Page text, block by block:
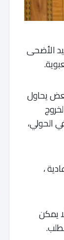
الأضحى
النواب، يوم الاثنين 08 يونيو 2026، إن البعض يحاول
الحولي،
،
يمكن